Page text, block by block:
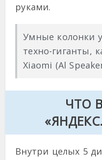
руками.
Умные колонки
техно-гиганты,
Xiaomi (Al
ЧТО
Внутри целых 5